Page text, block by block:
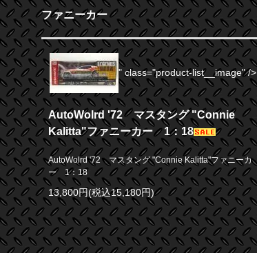
ファニーカー
" class="product-list__image" />
AutoWolrd '72 マスタング "Connie
Kalitta"ファニーカー 1：18
AutoWolrd '72 マスタング "Connie Kalitta"ファニーカ
ー 1：18
13,800円(税込15,180円)